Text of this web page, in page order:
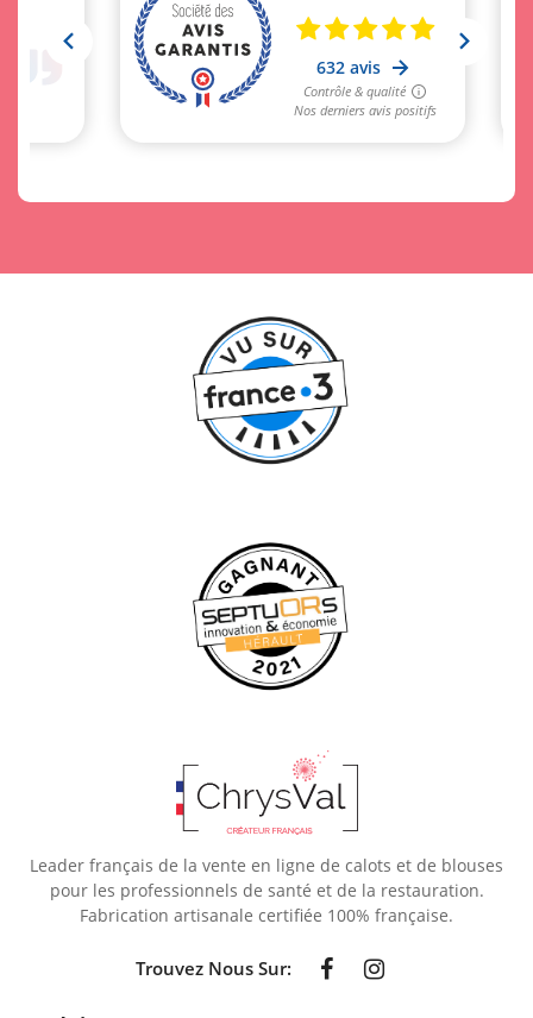
Leader français de la vente en ligne de calots et de blouses
pour les professionnels de santé et de la restauration.
Fabrication artisanale certifiée 100% française.
Trouvez Nous Sur: